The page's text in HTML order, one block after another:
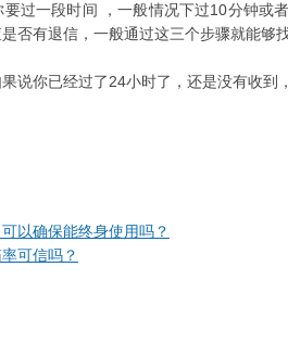
过一段时间 ，一般情况下过10分钟或
否有退信，一般通过这三个步骤就能够
说你已经过了24小时了，还是没有收
以确保能终身使用吗？
可信吗？